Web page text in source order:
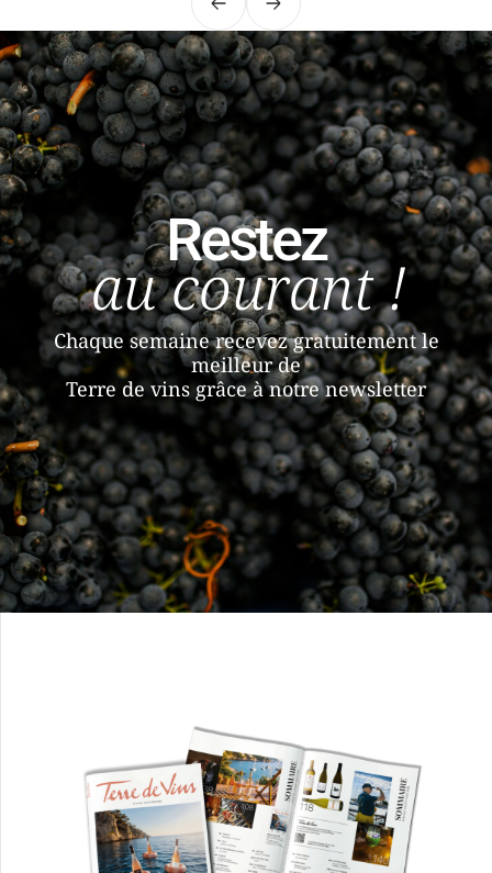
PrécédentSuivant
Restez
au courant !
Chaque semaine recevez gratuitement le
meilleur de
Terre de vins grâce à notre newsletter